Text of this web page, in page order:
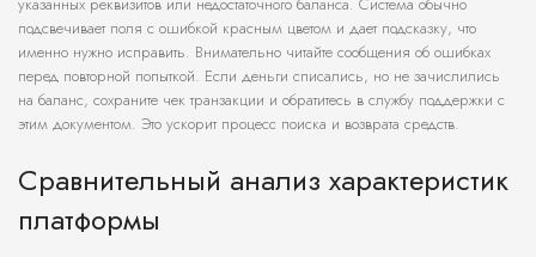
подсвечивает поля с ошибкой красным цветом и дает подсказку, что
именно нужно исправить. Внимательно читайте сообщения об ошибках
перед повторной попыткой. Если деньги списались, но не зачислились
на баланс, сохраните чек транзакции и обратитесь в службу поддержки с
этим документом. Это ускорит процесс поиска и возврата средств.
Сравнительный анализ характеристик
платформы